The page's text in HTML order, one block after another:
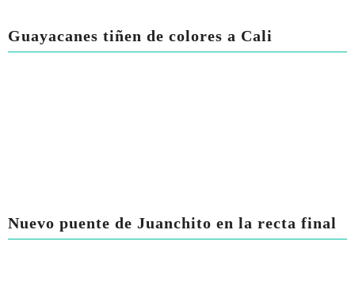
Guayacanes tiñen de colores a Cali
Nuevo puente de Juanchito en la recta final